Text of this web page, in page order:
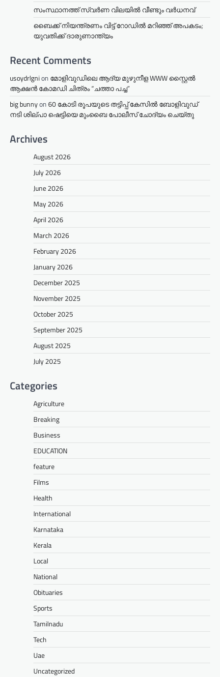
സംസ്ഥാനത്ത് സ്വർണ വിലയിൽ വീണ്ടും വർധനവ്
ബൈക്ക് നിയന്ത്രണം വിട്ട് റോഡില്‍ മറിഞ്ഞ് അപകടം;
യുവതിക്ക് ദാരുണാന്ത്യം
Recent Comments
usoydrlgnion മോളിവുഡിലെ ആദ്യ മുഴുനീള WWW സ്റ്റൈൽ
ആക്ഷൻ കോമഡി ചിത്രം “ചത്താ പച്ച”
big bunnyon60 കോടി രൂപയുടെ തട്ടിപ്പ് കേസിൽ ബോളിവുഡ്
നടി ശില്പാ ഷെട്ടിയെ മുംബൈ പോലീസ് ചോദ്യം ചെയ്തു
Archives
August 2026
July 2026
June 2026
May 2026
April 2026
March 2026
February 2026
January 2026
December 2025
November 2025
October 2025
September 2025
August 2025
July 2025
Categories
Agriculture
Breaking
Business
EDUCATION
feature
Films
Health
International
Karnataka
Kerala
Local
National
Obituaries
Sports
Tamilnadu
Tech
Uae
Uncategorized